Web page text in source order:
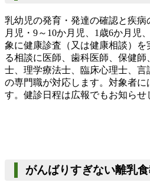
乳幼児の発育・発達の確認と疾
月児・9～10か月児、1歳6か月児
象に健康診査（又は健康相談）
る相談に医師、歯科医師、保健
士、理学療法士、臨床心理士、言
の専門職が対応します。対象者に
す。健診日程は広報でもお知らせ
がんばりすぎない離乳